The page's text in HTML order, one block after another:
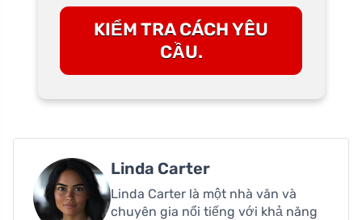
KIỂM TRA CÁCH YÊU
CẦU.
Linda Carter
Linda Carter là một nhà văn và
chuyên gia nổi tiếng với khả năng